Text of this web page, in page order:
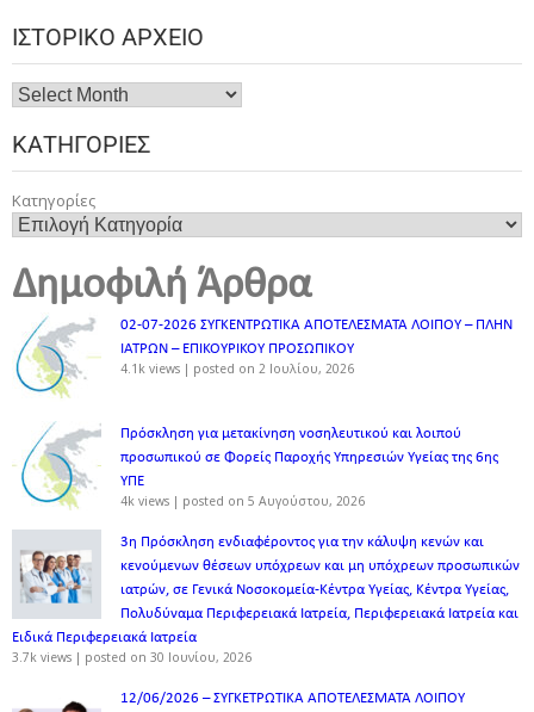
ΙΣΤΟΡΙΚΌ ΑΡΧΕΊΟ
ΚΑΤΗΓΟΡΊΕΣ
Κατηγορίες
Δημοφιλή Άρθρα
02-07-2026 ΣΥΓΚΕΝΤΡΩΤΙΚΑ ΑΠΟΤΕΛΕΣΜΑΤΑ ΛΟΙΠΟΥ – ΠΛΗΝ
ΙΑΤΡΩΝ – ΕΠΙΚΟΥΡΙΚΟΥ ΠΡΟΣΩΠΙΚOY
4.1k views | posted on 2 Ιουλίου, 2026
Πρόσκληση για μετακίνηση νοσηλευτικού και λοιπού
προσωπικού σε Φορείς Παροχής Υπηρεσιών Υγείας της 6ης
ΥΠΕ
4k views | posted on 5 Αυγούστου, 2026
3η Πρόσκληση ενδιαφέροντος για την κάλυψη κενών και
κενούμενων θέσεων υπόχρεων και μη υπόχρεων προσωπικών
ιατρών, σε Γενικά Νοσοκομεία-Κέντρα Υγείας, Κέντρα Υγείας,
Πολυδύναμα Περιφερειακά Ιατρεία, Περιφερειακά Ιατρεία και
Ειδικά Περιφερειακά Ιατρεία
3.7k views | posted on 30 Ιουνίου, 2026
12/06/2026 – ΣΥΓΚΕΤΡΩΤΙΚΑ ΑΠΟΤΕΛΕΣΜΑΤΑ ΛΟΙΠΟΥ